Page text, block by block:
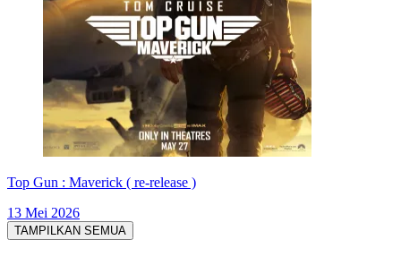
Top Gun : Maverick ( re-release )
13 Mei 2026
TAMPILKAN SEMUA